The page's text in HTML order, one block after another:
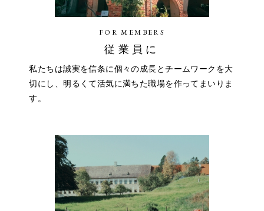
FOR MEMBERS
従業員に
私たちは誠実を信条に個々の成長とチームワークを大
切にし、明るくて活気に満ちた職場を作ってまいりま
す。